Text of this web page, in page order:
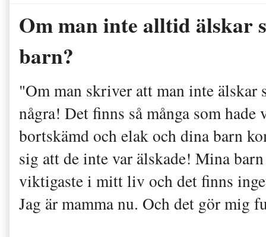
Om man inte alltid älskar
barn?
"Om man skriver att man inte älskar
några! Det finns så många som
bortskämd och elak och dina barn
sig att de inte var älskade! Mina
viktigaste i mitt liv och det finns
Jag är mamma nu. Och det gör mig